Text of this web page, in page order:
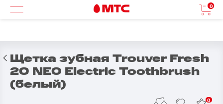
0
Щетка зубная Trouver Fresh
20 NE0 Electric Toothbrush
(белый)
0